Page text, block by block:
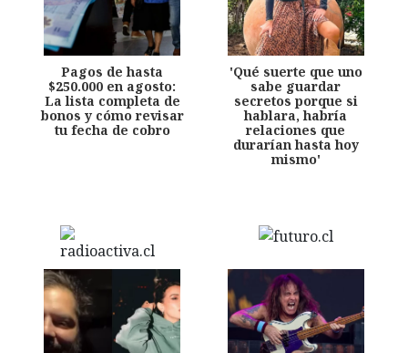
Pagos de hasta
$250.000 en agosto:
La lista completa de
bonos y cómo revisar
tu fecha de cobro
'Qué suerte que uno
sabe guardar
secretos porque si
hablara, habría
relaciones que
durarían hasta hoy
mismo'